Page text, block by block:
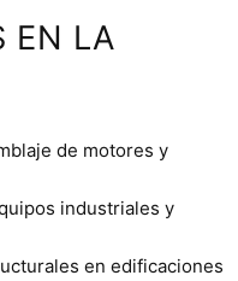
EN LA
de motores y
industriales y
en edificaciones